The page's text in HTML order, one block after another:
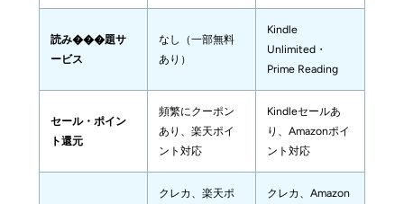
読み���題サ
ービス
なし（一部無料
あり）
Kindle
Unlimited・
Prime Reading
セール・ポイン
ト還元
頻繁にクーポン
あり、楽天ポイ
ント対応
Kindleセールあ
り、Amazonポイ
ント対応
クレカ、楽天ポ
クレカ、Amazon